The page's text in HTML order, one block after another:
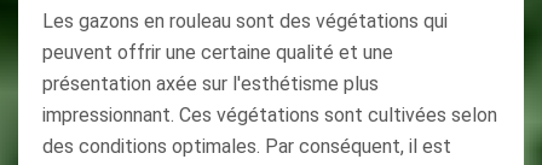
Les gazons en rouleau sont des végétations qui
peuvent offrir une certaine qualité et une
présentation axée sur l'esthétisme plus
impressionnant. Ces végétations sont cultivées selon
des conditions optimales. Par conséquent, il est